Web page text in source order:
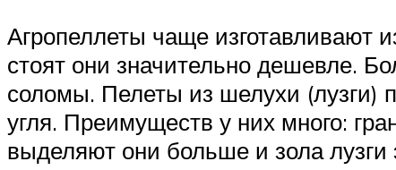
Агропеллеты чаще изготавливают
стоят они значительно дешевле.
соломы. Пелеты из шелухи (лузги)
угля. Преимуществ у них много:
выделяют они больше и зола лузги